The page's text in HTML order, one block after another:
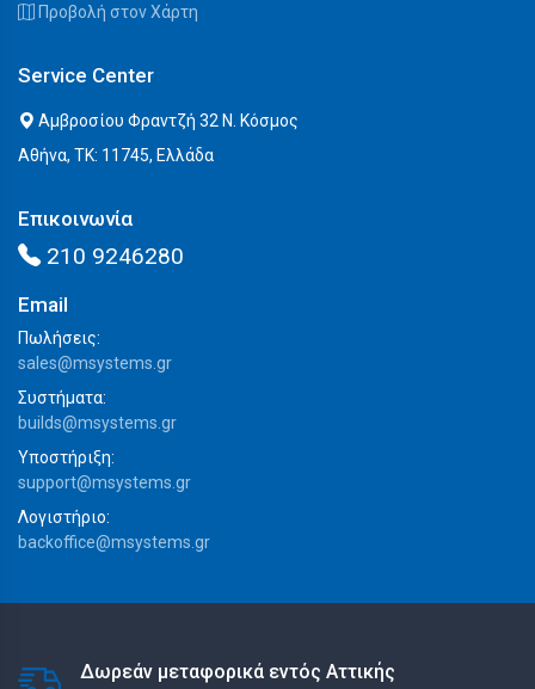
Προβολή στον Χάρτη
Service Center
Αμβροσίου Φραντζή 32 Ν. Κόσμος
Αθήνα, ΤΚ: 11745, Ελλάδα
Επικοινωνία
210 9246280
Email
Πωλήσεις:
sales@msystems.gr
Συστήματα:
builds@msystems.gr
Υποστήριξη:
support@msystems.gr
Λογιστήριο:
backoffice@msystems.gr
Δωρεάν μεταφορικά εντός Αττικής